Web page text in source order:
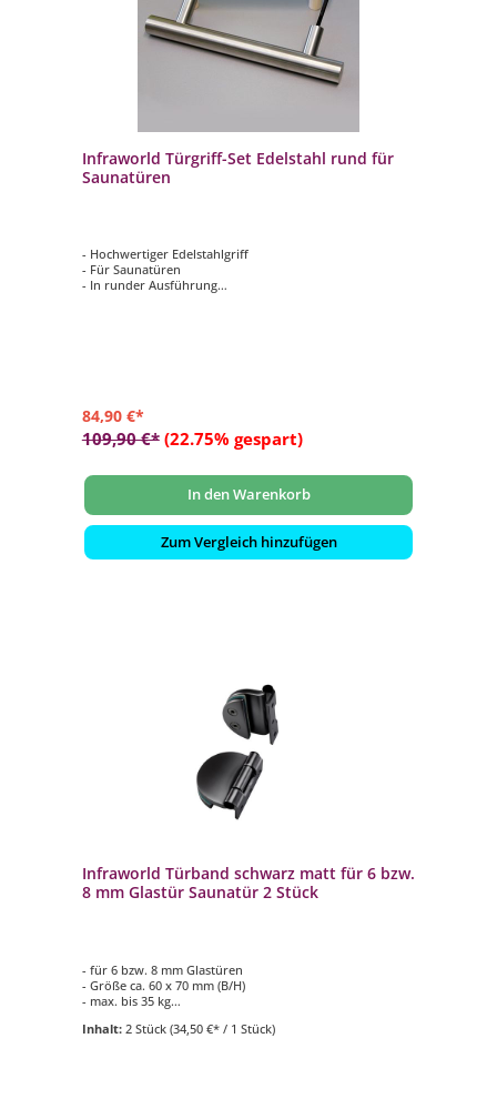
Infraworld Türgriff-Set Edelstahl rund für
Saunatüren
- Hochwertiger Edelstahlgriff
- Für Saunatüren
- In runder Ausführung
84,90 €*
109,90 €* (22.75% gespart)
In den Warenkorb
Zum Vergleich hinzufügen
Infraworld Türband schwarz matt für 6 bzw.
8 mm Glastür Saunatür 2 Stück
- für 6 bzw. 8 mm Glastüren
- Größe ca. 60 x 70 mm (B/H)
- max. bis 35 kg
- Lieferumfang: 2 Stück
Inhalt: 2 Stück (34,50 €* / 1 Stück)